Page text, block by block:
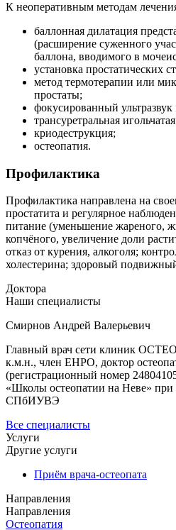
К неоперативным методам
баллонная дилатация
(расширение суженного
баллона, вводимого в
установка простатических
метод термотерапии или
простаты;
фокусированный
трансуретральная
криодеструкция;
остеопатия.
Профилактика
Профилактика направлена на
простатита и регулярное
питание (уменьшение жареного,
копчёного, увеличение доли
отказ от курения, алкоголя;
холестерина; здоровый
Доктора
Наши специалисты
Смирнов Андрей Валерьевич
Главный врач сети клиник
к.м.н., член ЕНРО, доктор
(регистрационный номер
«Школы остеопатии на Неве» при
СПбИУВЭ
Все специалисты
Услуги
Другие услуги
Приём врача-остеопата
Направления
Направления
Остеопатия